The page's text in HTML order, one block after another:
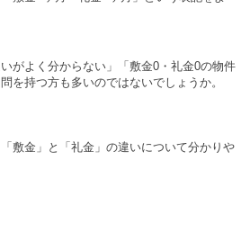
がよく分からない」「敷金0・礼金0の物件
を持つ方も多いのではないでしょうか。
敷金」と「礼金」の違いについて分かりや